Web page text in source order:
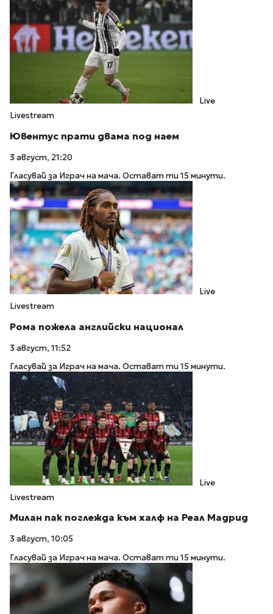
Live
Livestream
Ювентус прати двама под наем
3 август, 21:20
Гласувай за Играч на мача. Остават ти 15 минути.
Live
Livestream
Рома пожела английски национал
3 август, 11:52
Гласувай за Играч на мача. Остават ти 15 минути.
Live
Livestream
Милан пак поглежда към халф на Реал Мадрид
3 август, 10:05
Гласувай за Играч на мача. Остават ти 15 минути.